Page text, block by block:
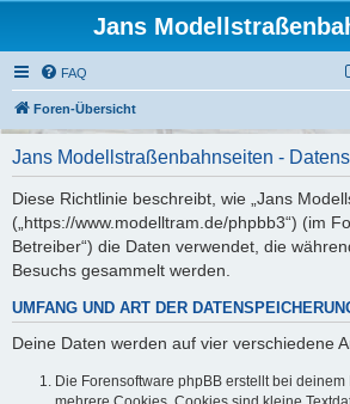
Jans
FAQ
Foren-Übersicht
Jans Modellstraßenbahnseiten -
Diese Richtlinie beschreibt, wie „Jans
(„https://www.modelltram.de/phpbb3“) (im
Betreiber“) die Daten verwendet, die
Besuchs gesammelt werden.
UMFANG UND ART DER
Deine Daten werden auf vier verschiedene
Die Forensoftware phpBB erstellt bei